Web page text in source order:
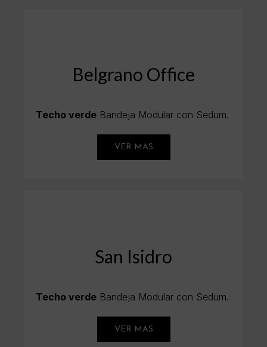
Belgrano Office
Techo verde Bandeja Modular con Sedum.
VER MAS
San Isidro
Techo verde Bandeja Modular con Sedum.
VER MAS